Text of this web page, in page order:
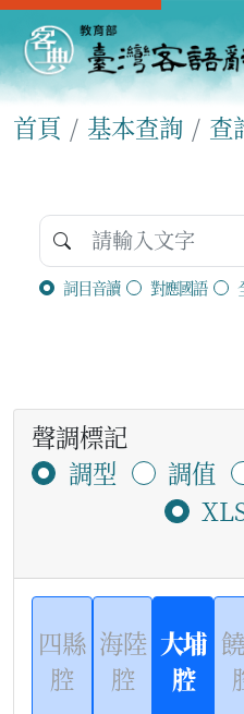
首頁 基本查詢 查
詞目音讀 對應國語
聲調標記
調型
調值
四縣
腔
海陸
腔
大埔
腔